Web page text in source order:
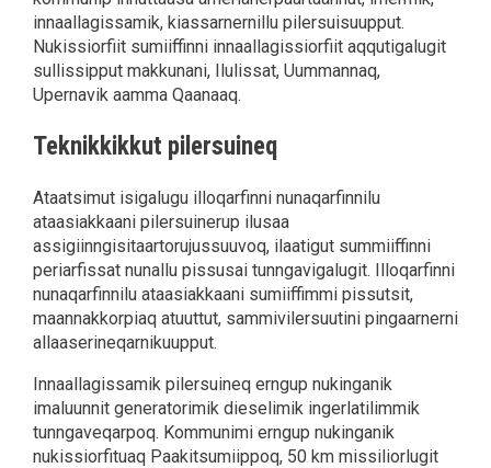
innaallagissamik, kiassarnernillu pilersuisuupput.
Nukissiorfiit sumiiffinni innaallagissiorfiit aqqutigalugit
sullissipput makkunani, Ilulissat, Uummannaq,
Upernavik aamma Qaanaaq.
Teknikkikkut pilersuineq
Ataatsimut isigalugu illoqarfinni nunaqarfinnilu
ataasiakkaani pilersuinerup ilusaa
assigiinngisitaartorujussuuvoq, ilaatigut summiiffinni
periarfissat nunallu pissusai tunngavigalugit. Illoqarfinni
nunaqarfinnilu ataasiakkaani sumiiffimmi pissutsit,
maannakkorpiaq atuuttut, sammivilersuutini pingaarnerni
allaaserineqarnikuupput.
Innaallagissamik pilersuineq erngup nukinganik
imaluunnit generatorimik dieselimik ingerlatilimmik
tunngaveqarpoq. Kommunimi erngup nukinganik
nukissiorfituaq Paakitsumiippoq, 50 km missiliorlugit